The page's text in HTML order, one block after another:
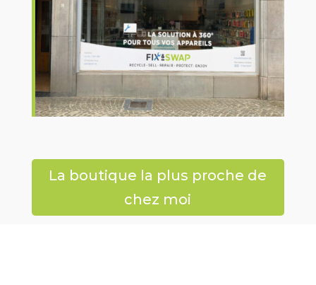
La boutique la plus proche de
chez moi